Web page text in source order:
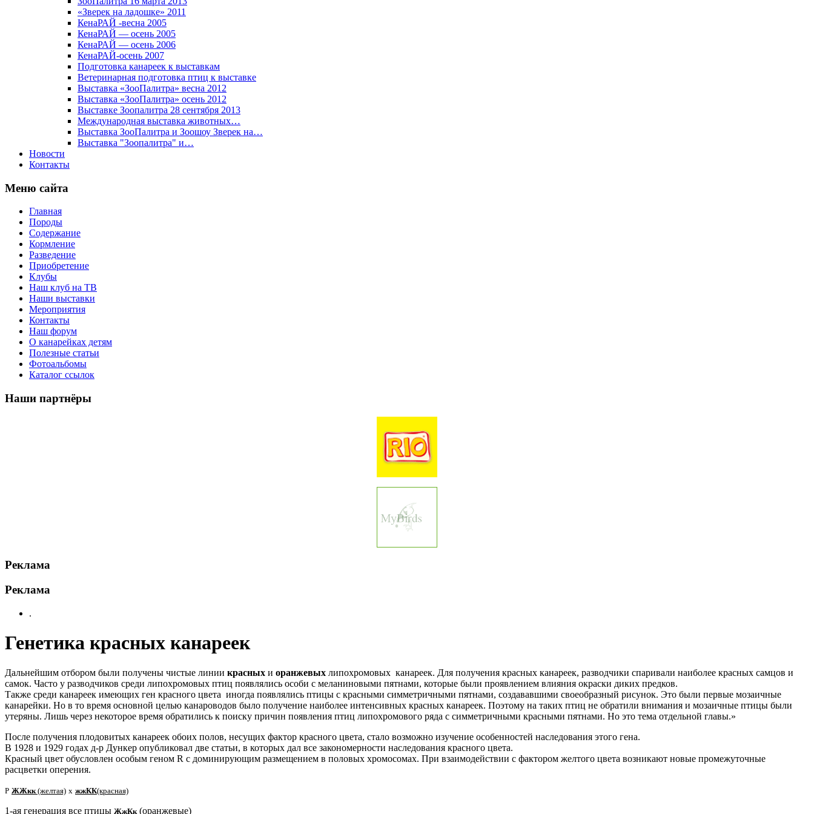
«Зверек на ладошке» 2011
КенаРАЙ -весна 2005
КенаРАЙ — осень 2005
КенаРАЙ — осень 2006
КенаРАЙ-осень 2007
Подготовка канареек к выставкам
Ветеринарная подготовка птиц к выставке
Выставка «ЗооПалитра» весна 2012
Выставка «ЗооПалитра» осень 2012
Выставке Зоопалитра 28 сентября 2013
Международная выставка животных…
Выставка ЗооПалитра и Зоошоу Зверек на…
Выставка "Зоопалитра" и…
Новости
Контакты
Меню сайта
Главная
Породы
Содержание
Кормление
Разведение
Приобретение
Клубы
Наш клуб на ТВ
Наши выставки
Мероприятия
Контакты
Наш форум
О канарейках детям
Полезные статьи
Фотоальбомы
Каталог ссылок
Наши партнёры
Реклама
Реклама
.
Генетика красных канареек
Дальнейшим отбором были получены чистые линии красных и оранжевых липохромовых канареек. Для получения красных канареек, разводчики спаривали наиболее красных самцов и
самок. Часто у разводчиков среди липохромовых птиц появлялись особи с меланиновыми пятнами, которые были проявлением влияния окраски диких предков.
Также среди канареек имеющих ген красного цвета иногда появлялись птицы с красными симметричными пятнами, создававшими своеобразный рисунок. Это были первые мозаичные
канарейки. Но в то время основной целью канароводов было получение наиболее интенсивных красных канареек. Поэтому на таких птиц не обратили внимания и мозаичные птицы были
утеряны. Лишь через некоторое время обратились к поиску причин появления птиц липохромового ряда с симметричными красными пятнами. Но это тема отдельной главы.»
После получения плодовитых канареек обоих полов, несущих фактор красного цвета, стало возможно изучение особенностей наследования этого гена.
В 1928 и 1929 годах д-р Дункер опубликовал две статьи, в которых дал все закономерности наследования красного цвета.
Красный цвет обусловлен особым геном R с доминирующим размещением в половых хромосомах. При взаимодействии с фактором желтого цвета возникают новые промежуточные
расцветки оперения.
Р ЖЖкк (желтая) х жжКК(красная)
1-ая генерация все птицы ЖжКк (оранжевые)